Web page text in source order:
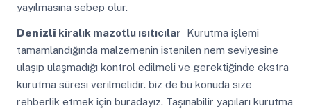
yayılmasına sebep olur.
Denizli kiralık mazotlu ısıtıcılar Kurutma işlemi
tamamlandığında malzemenin istenilen nem seviyesine
ulaşıp ulaşmadığı kontrol edilmeli ve gerektiğinde ekstra
kurutma süresi verilmelidir. biz de bu konuda size
rehberlik etmek için buradayız. Taşınabilir yapıları kurutma